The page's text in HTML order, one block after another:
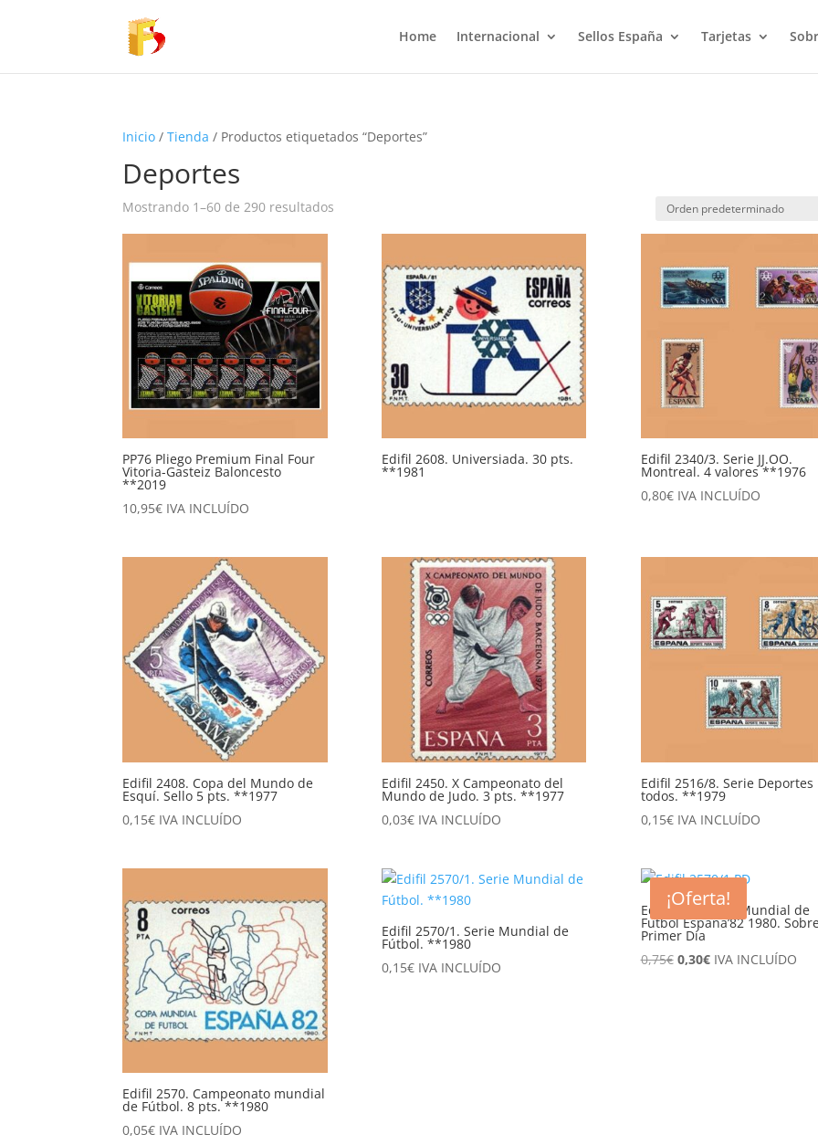
Home Internacional Sellos España Tarjetas
Inicio /Tienda / Productos etiquetados “Deportes”
Deportes
Mostrando 1–60 de 290 resultados
PP76 Pliego Premium Final Four
Vitoria-Gasteiz Baloncesto
**2019
10,95€ IVA INCLUÍDO
Edifil 2608. Universiada. 30 pts.
**1981
Edifil 2340/3. Serie JJ.OO.
Montreal. 4 valores **1976
0,80€ IVA INCLUÍDO
Edifil 2408. Copa del Mundo de
Esquí. Sello 5 pts. **1977
0,15€ IVA INCLUÍDO
Edifil 2450. X Campeonato del
Mundo de Judo. 3 pts. **1977
0,03€ IVA INCLUÍDO
Edifil 2516/8. Serie Deportes
todos. **1979
0,15€ IVA INCLUÍDO
Edifil 2570. Campeonato mundial
de Fútbol. 8 pts. **1980
0,05€ IVA INCLUÍDO
Edifil 2570/1. Serie Mundial de
Fútbol. **1980
0,15€ IVA INCLUÍDO
¡Oferta!
Edifil 2570/1PD. Mundial de
Futbol España’82 1980.
Primer Día
0,75€ El
0,30€ElIVA INCLUÍDO